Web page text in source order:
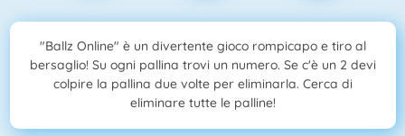
"Ballz Online" è un divertente gioco rompicapo e tiro al
bersaglio! Su ogni pallina trovi un numero. Se c'è un 2 devi
colpire la pallina due volte per eliminarla. Cerca di
eliminare tutte le palline!